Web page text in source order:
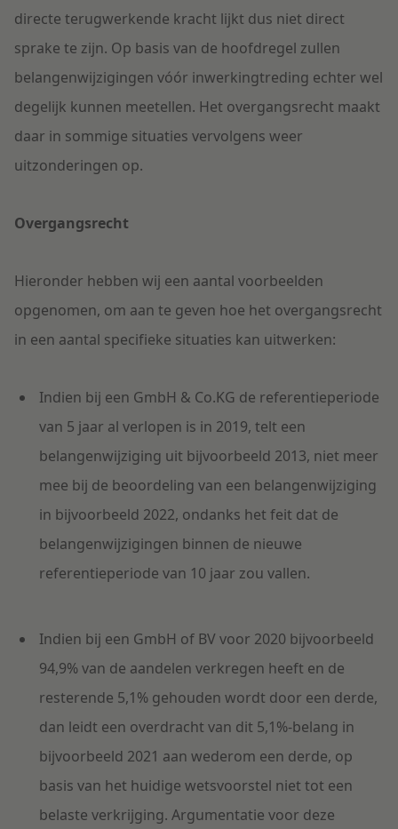
directe terugwerkende kracht lijkt dus niet direct
sprake te zijn. Op basis van de hoofdregel zullen
belangenwijzigingen vóór inwerkingtreding echter wel
degelijk kunnen meetellen. Het overgangsrecht maakt
daar in sommige situaties vervolgens weer
uitzonderingen op.
Overgangsrecht
Hieronder hebben wij een aantal voorbeelden
opgenomen, om aan te geven hoe het overgangsrecht
in een aantal specifieke situaties kan uitwerken:
Indien bij een GmbH & Co.KG de referentieperiode
van 5 jaar al verlopen is in 2019, telt een
belangenwijziging uit bijvoorbeeld 2013, niet meer
mee bij de beoordeling van een belangenwijziging
in bijvoorbeeld 2022, ondanks het feit dat de
belangenwijzigingen binnen de nieuwe
referentieperiode van 10 jaar zou vallen.
Indien bij een GmbH of BV voor 2020 bijvoorbeeld
94,9% van de aandelen verkregen heeft en de
resterende 5,1% gehouden wordt door een derde,
dan leidt een overdracht van dit 5,1%-belang in
bijvoorbeeld 2021 aan wederom een derde, op
basis van het huidige wetsvoorstel niet tot een
belaste verkrijging. Argumentatie voor deze